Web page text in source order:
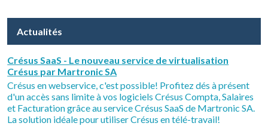
Actualités
Crésus SaaS - Le nouveau service de virtualisation
Crésus par Martronic SA
Crésus en webservice, c'est possible! Profitez dés à présent
d'un accès sans limite à vos logiciels Crésus Compta, Salaires
et Facturation grâce au service Crésus SaaS de Martronic SA.
La solution idéale pour utiliser Crésus en télé-travail!